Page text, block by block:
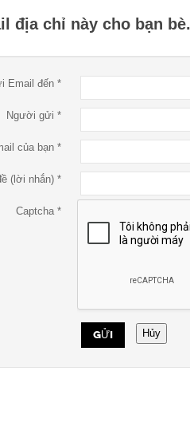
địa chỉ này cho bạn bè.
Email đến *
Người gửi *
của bạn *
(lời nhắn) *
Captcha*
GỬI Hủy